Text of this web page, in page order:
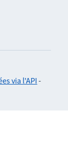
via l'API -